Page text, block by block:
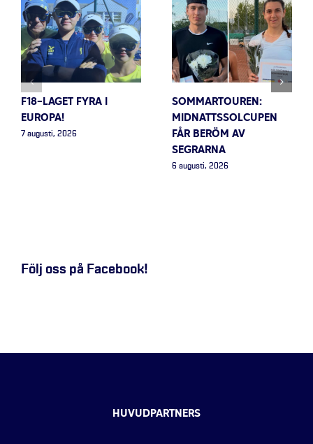
F18-LAGET FYRA I
EUROPA!
7 augusti, 2026
SOMMARTOUREN:
MIDNATTSSOLCUPEN
FÅR BERÖM AV
SEGRARNA
6 augusti, 2026
Följ oss på Facebook!
HUVUDPARTNERS